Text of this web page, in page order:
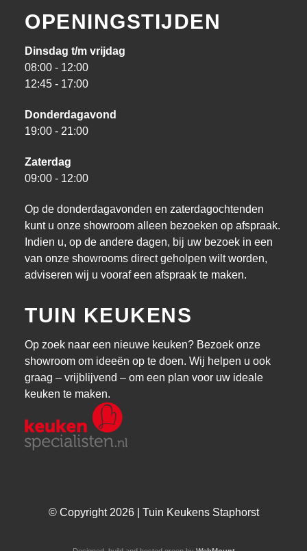
OPENINGSTIJDEN
Dinsdag t/m vrijdag
08:00 - 12:00
12:45 - 17:00
Donderdagavond
19:00 - 21:00
Zaterdag
09:00 - 12:00
Op de donderdagavonden en zaterdagochtenden
kunt u onze showroom alleen bezoeken op afspraak.
Indien u, op de andere dagen, bij uw bezoek in een
van onze showrooms direct geholpen wilt worden,
adviseren wij u vooraf een afspraak te maken.
TUIN KEUKENS
Op zoek naar een nieuwe keuken? Bezoek onze
showroom om ideeën op te doen. Wij helpen u ook
graag – vrijblijvend – om een plan voor uw ideale
keuken te maken.
© Copyright 2026 | Tuin Keukens Staphorst